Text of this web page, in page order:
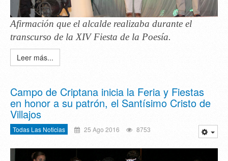
Afirmación que el alcalde realizaba durante el
transcurso de la XIV Fiesta de la Poesía.
Leer más...
Campo de Criptana inicia la Feria y Fiestas
en honor a su patrón, el Santísimo Cristo de
Villajos
Todas Las Noticias 25 Ago 2016 8753